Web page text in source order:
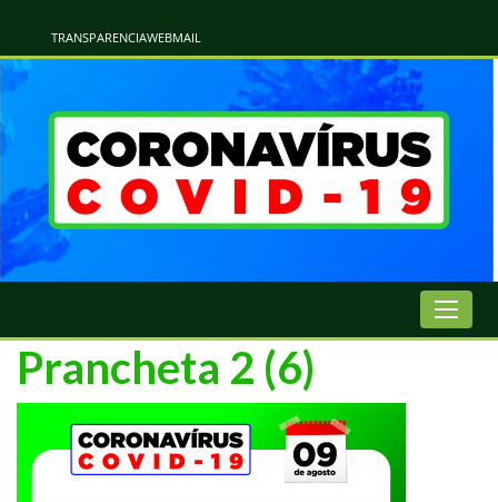
TRANSPARENCIAWEBMAIL
Prancheta 2 (6)